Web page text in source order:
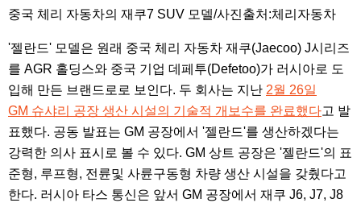
중국 체리 자동차의 재쿠7 SUV 모델/사진출처:체리자동차
'젤란드' 모델은 원래 중국 체리 자동차 재쿠(Jaecoo) J시리즈
를 AGR 홀딩스와 중국 기업 데페투(Defetoo)가 러시아로 도
입해 만든 브랜드로로 보인다. 두 회사는 지난 2월 26일
GM 슈샤리 공장 생산 시설의 기술적 개보수를 완료했다고 발
표했다. 공동 발표는 GM 공장에서 '젤란드'를 생산하겠다는
강력한 의사 표시로 볼 수 있다. GM 상트 공장은 '젤란드'의 표
준형, 루프형, 전륜및 사륜구동형 차량 생산 시설을 갖췄다고
한다. 러시아 타스 통신은 앞서 GM 공장에서 재쿠 J6, J7, J8